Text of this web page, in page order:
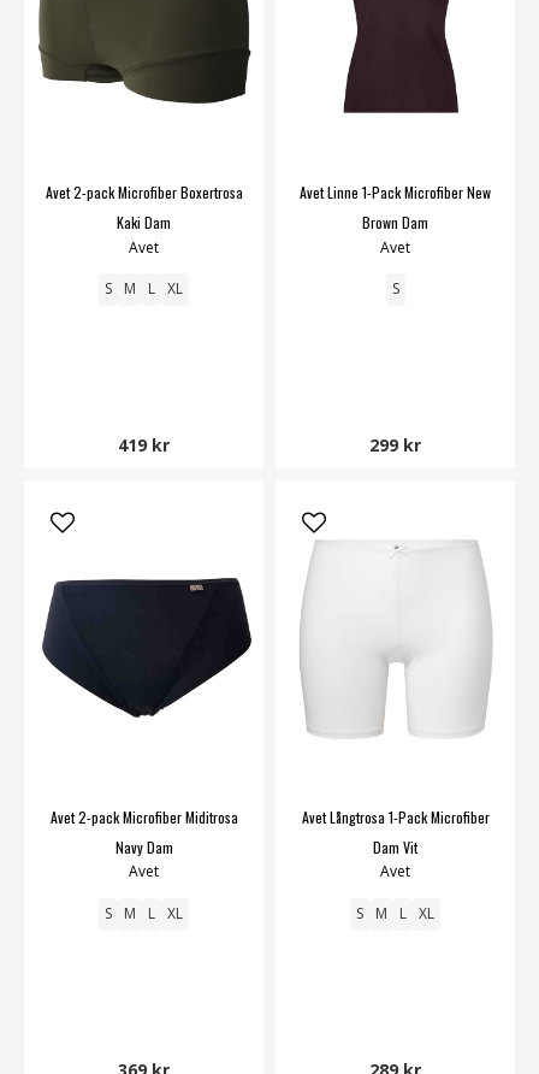
Avet 2-pack Microfiber Boxertrosa
Kaki Dam
Avet
S M L XL
419 kr
Avet Linne 1-Pack Microfiber New
Brown Dam
Avet
S
299 kr
Avet 2-pack Microfiber Miditrosa
Navy Dam
Avet
S M L XL
Avet Långtrosa 1-Pack Microfiber
Dam Vit
Avet
S M L XL